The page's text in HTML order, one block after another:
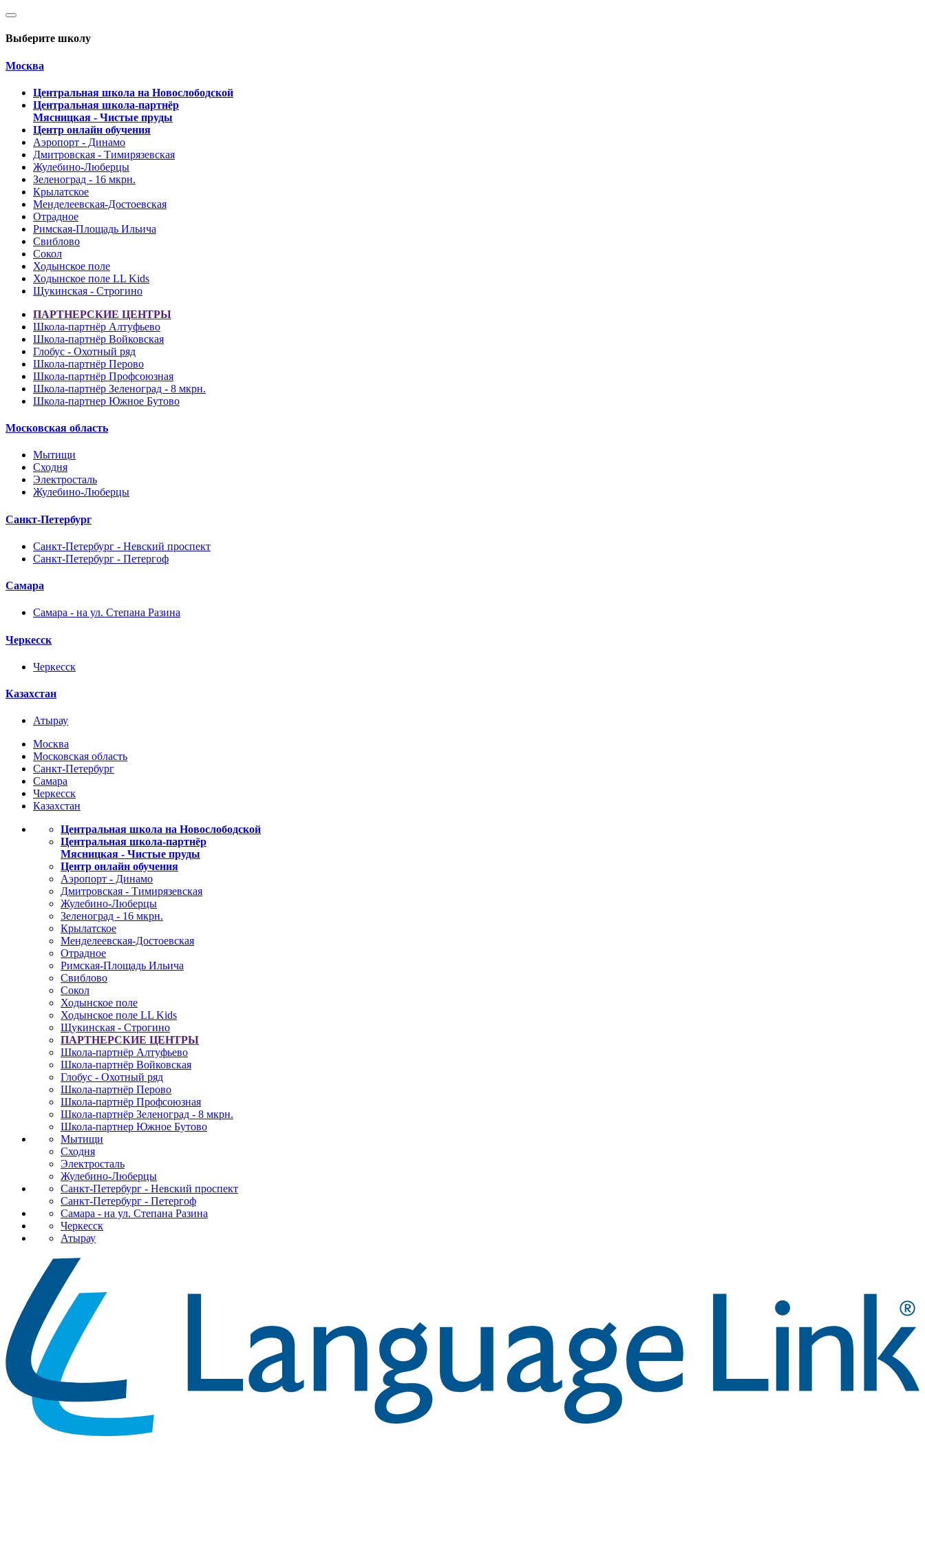
Выберите школу
Москва
Центральная школа на Новослободской
Центральная школа-партнёр
Мясницкая - Чистые пруды
Центр онлайн обучения
Аэропорт - Динамо
Дмитровская - Тимирязевская
Жулебино-Люберцы
Зеленоград - 16 мкрн.
Крылатское
Менделеевская-Достоевская
Отрадное
Римская-Площадь Ильича
Свиблово
Сокол
Ходынское поле
Ходынское поле LL Kids
Щукинская - Строгино
ПАРТНЕРСКИЕ ЦЕНТРЫ
Школа-партнёр Алтуфьево
Школа-партнёр Войковская
Глобус - Охотный ряд
Школа-партнёр Перово
Школа-партнёр Профсоюзная
Школа-партнёр Зеленоград - 8 мкрн.
Школа-партнер Южное Бутово
Московская область
Мытищи
Сходня
Электросталь
Жулебино-Люберцы
Санкт-Петербург
Санкт-Петербург - Невский проспект
Санкт-Петербург - Петергоф
Самара
Самара - на ул. Степана Разина
Черкесск
Черкесск
Казахстан
Атырау
Москва
Московская область
Санкт-Петербург
Самара
Черкесск
Казахстан
Центральная школа на Новослободской
Центральная школа-партнёр
Мясницкая - Чистые пруды
Центр онлайн обучения
Аэропорт - Динамо
Дмитровская - Тимирязевская
Жулебино-Люберцы
Зеленоград - 16 мкрн.
Крылатское
Менделеевская-Достоевская
Отрадное
Римская-Площадь Ильича
Свиблово
Сокол
Ходынское поле
Ходынское поле LL Kids
Щукинская - Строгино
ПАРТНЕРСКИЕ ЦЕНТРЫ
Школа-партнёр Алтуфьево
Школа-партнёр Войковская
Глобус - Охотный ряд
Школа-партнёр Перово
Школа-партнёр Профсоюзная
Школа-партнёр Зеленоград - 8 мкрн.
Школа-партнер Южное Бутово
Мытищи
Сходня
Электросталь
Жулебино-Люберцы
Санкт-Петербург - Невский проспект
Санкт-Петербург - Петергоф
Самара - на ул. Степана Разина
Черкесск
Атырау